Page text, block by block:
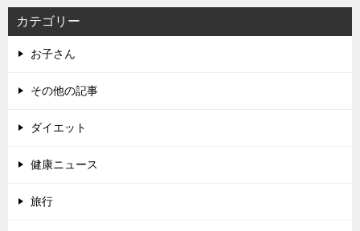
カテゴリー
お子さん
その他の記事
ダイエット
健康ニュース
旅行